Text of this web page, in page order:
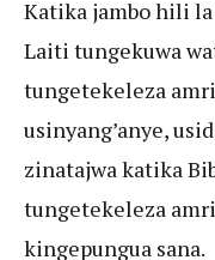
Katika jambo hili
Laiti tungekuwa
tungetekeleza
usinyang’anye,
zinatajwa katika
tungetekeleza
kingepungua sana.